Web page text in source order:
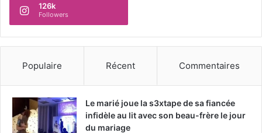
126k
Followers
Populaire Récent Commentaires
Le marié joue la s3xtape de sa fiancée
infidèle au lit avec son beau-frère le jour
du mariage